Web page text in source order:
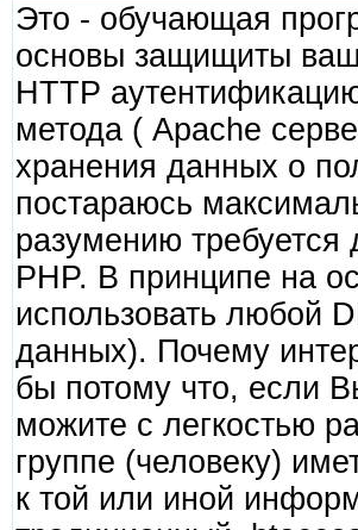
Это - обучающая
основы защищиты
HTTP
метода ( Apache
хранения данных о
постараюсь
разумению требуется
PHP. В принципе на
использовать любой
данных). Почему
бы потому что, если
можите с легкостью
группе (человеку)
к той или иной